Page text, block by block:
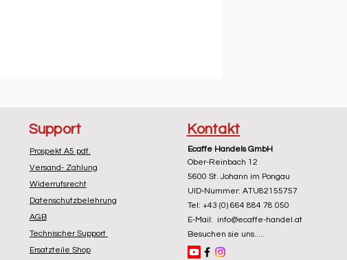
Support
Prospekt A5 pdf.
Versand- Zahlung
Widerrufsrecht
Datenschutzbelehrung
AGB
Technischer Support
Ersatzteile Shop
Kontakt
Ecaffe Handels GmbH
Ober-Reinbach 12
5600 St. Johann im Pongau
UID-Nummer: ATU82155757
Tel: +43 (0) 664 884 78 050
E-Mail: info@ecaffe-handel.at
Besuchen sie uns.....